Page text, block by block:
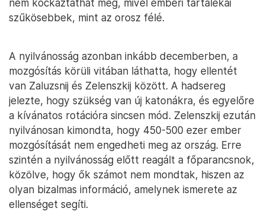
nem kockáztathat meg, mivel emberi tartalékai
szűkösebbek, mint az orosz félé.
A nyilvánosság azonban inkább decemberben, a
mozgósítás körüli vitában láthatta, hogy ellentét
van Zaluzsnij és Zelenszkij között. A hadsereg
jelezte, hogy szükség van új katonákra, és egyelőre
a kívánatos rotációra sincsen mód. Zelenszkij ezután
nyilvánosan kimondta, hogy 450-500 ezer ember
mozgósítását nem engedheti meg az ország. Erre
szintén a nyilvánosság előtt reagált a főparancsnok,
közölve, hogy ők számot nem mondtak, hiszen az
olyan bizalmas információ, amelynek ismerete az
ellenséget segíti.